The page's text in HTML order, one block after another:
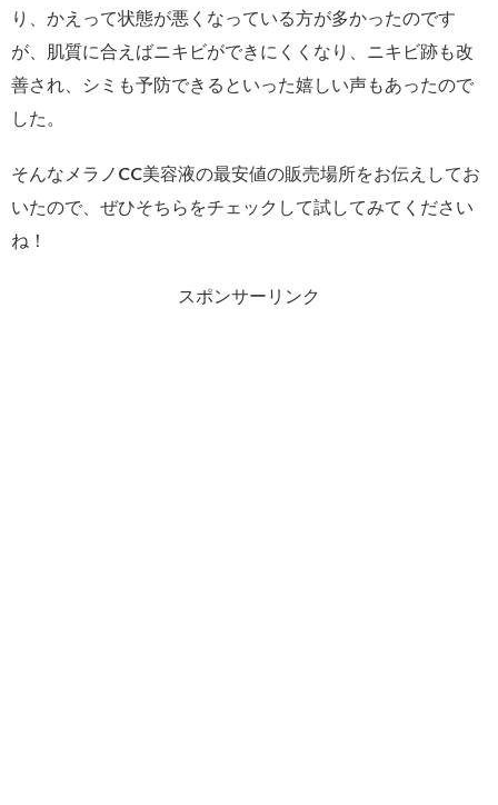
り、かえって状態が悪くなっている方が多かったのです
が、肌質に合えばニキビができにくくなり、ニキビ跡も改
善され、シミも予防できるといった嬉しい声もあったので
した。
そんなメラノCC美容液の最安値の販売場所をお伝えしてお
いたので、ぜひそちらをチェックして試してみてください
ね！
スポンサーリンク